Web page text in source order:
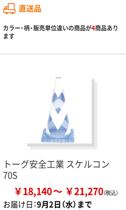
直送品
カラー・柄・販売単位違いの商品が4商品あり
ます
トーグ安全工業 スケルコン
70S
￥18,140 ￥21,270
お届け日：9月2日（水）まで